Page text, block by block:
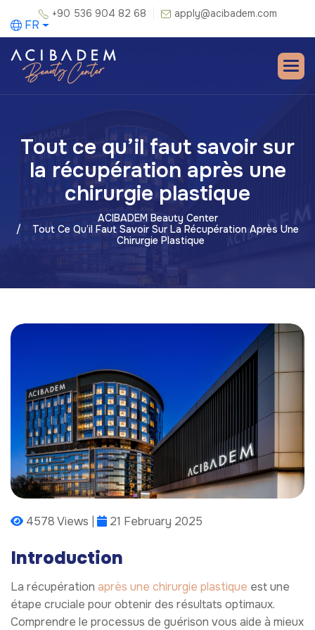
+90 536 904 82 68 apply@acibadem.com
FR
Tout ce qu’il faut savoir sur
la récupération après une
chirurgie plastique
ACIBADEM Beauty Center
Tout Ce Qu’il Faut Savoir Sur La Récupération Après Une
Chirurgie Plastique
4578 Views | 21 February 2025
Introduction
La récupération après une chirurgie plastique est une
étape cruciale pour obtenir des résultats optimaux.
Comprendre le processus de guérison vous aide à mieux